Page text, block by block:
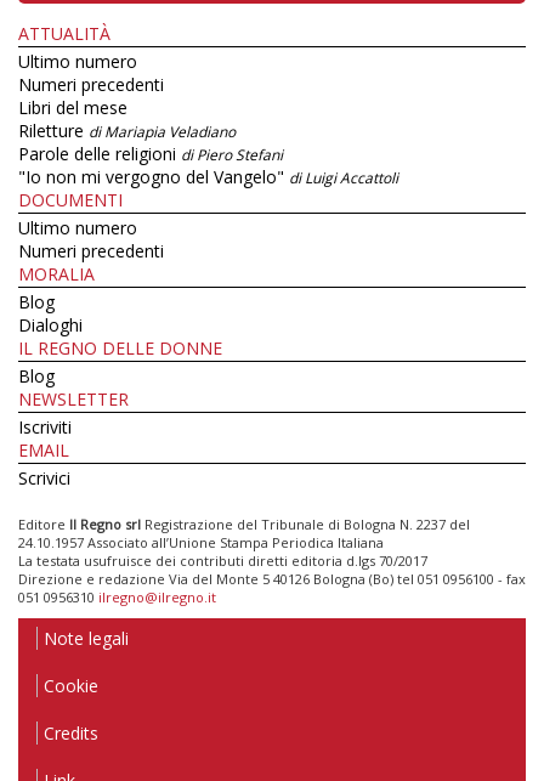
ATTUALITÀ
Ultimo numero
Numeri precedenti
Libri del mese
Riletture di Mariapia Veladiano
Parole delle religioni di Piero Stefani
"Io non mi vergogno del Vangelo" di Luigi Accattoli
DOCUMENTI
Ultimo numero
Numeri precedenti
MORALIA
Blog
Dialoghi
IL REGNO DELLE DONNE
Blog
NEWSLETTER
Iscriviti
EMAIL
Scrivici
Editore Il Regno srl Registrazione del Tribunale di Bologna N. 2237 del
24.10.1957 Associato all’Unione Stampa Periodica Italiana
La testata usufruisce dei contributi diretti editoria d.lgs 70/2017
Direzione e redazione Via del Monte 5 40126 Bologna (Bo) tel 051 0956100 - fax
051 0956310 ilregno@ilregno.it
Note legali
Cookie
Credits